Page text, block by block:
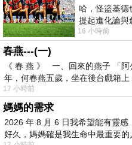
哈，怪盜基德
提起進化論與
時間就有「 進
16 小時前
春燕---(一)
《 春 燕 》 一、回來的燕子 「
年，何春燕五歲，坐在後台戲箱
17 小時前
媽媽的需求
2026 年 8 月 6 日我希望能有靈感
好久，媽媽確是我生命中最重要